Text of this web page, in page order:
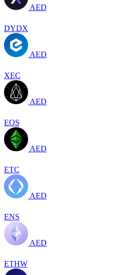
AED
DYDX
AED
XEC
AED
EOS
AED
ETC
AED
ENS
AED
ETHW